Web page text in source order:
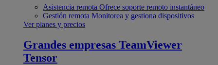
Asistencia remota Ofrece soporte remoto instantáneo
Gestión remota Monitorea y gestiona dispositivos
Ver planes y precios
Grandes empresas TeamViewer
Tensor